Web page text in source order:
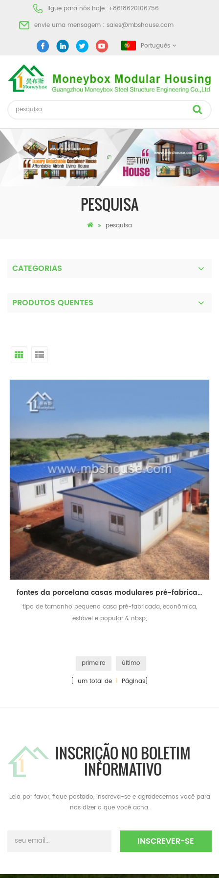
ligue para nós hoje :+8618620106756
envie uma mensagem : sales@mbshouse.com
Português
PESQUISA
pesquisa
CATEGORIAS
PRODUTOS QUENTES
fontes da porcelana casas modulares pré-fabricadas econômicas casa minúscula prefab
tipo de tamanho pequeno casa pré-fabricada, econômica,
estável e popular & nbsp;
primeiro
último
[ um total de 1 Páginas]
INSCRIÇÃO NO BOLETIM
INFORMATIVO
Leia por favor, fique postado, inscreva-se e agradecemos você para
nos dizer o que você acha.